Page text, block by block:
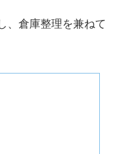
、倉庫整理を兼ねて